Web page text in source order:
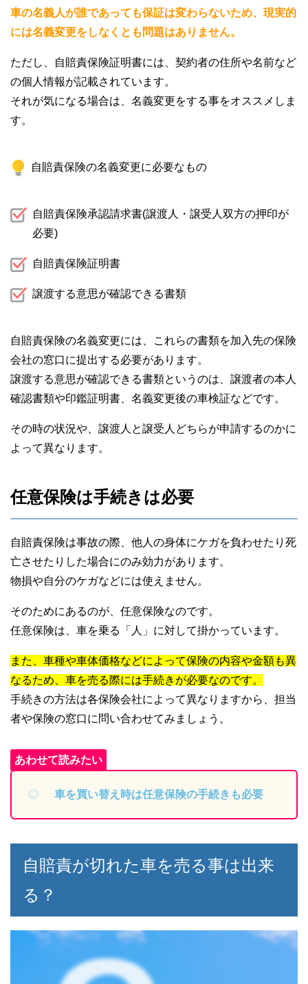
車の名義人が誰であっても保証は変わらないため、現実的
には名義変更をしなくとも問題はありません。
ただし、自賠責保険証明書には、契約者の住所や名前など
の個人情報が記載されています。
それが気になる場合は、名義変更をする事をオススメしま
す。
自賠責保険の名義変更に必要なもの
自賠責保険承認請求書(譲渡人・譲受人双方の押印が
必要)
自賠責保険証明書
譲渡する意思が確認できる書類
自賠責保険の名義変更には、これらの書類を加入先の保険
会社の窓口に提出する必要があります。
譲渡する意思が確認できる書類というのは、譲渡者の本人
確認書類や印鑑証明書、名義変更後の車検証などです。
その時の状況や、譲渡人と譲受人どちらが申請するのかに
よって異なります。
任意保険は手続きは必要
自賠責保険は事故の際、他人の身体にケガを負わせたり死
亡させたりした場合にのみ効力があります。
物損や自分のケガなどには使えません。
そのためにあるのが、任意保険なのです。
任意保険は、車を乗る「人」に対して掛かっています。
また、車種や車体価格などによって保険の内容や金額も異
なるため、車を売る際には手続きが必要なのです。
手続きの方法は各保険会社によって異なりますから、担当
者や保険の窓口に問い合わせてみましょう。
車を買い替え時は任意保険の手続きも必要
自賠責が切れた車を売る事は出来
る？